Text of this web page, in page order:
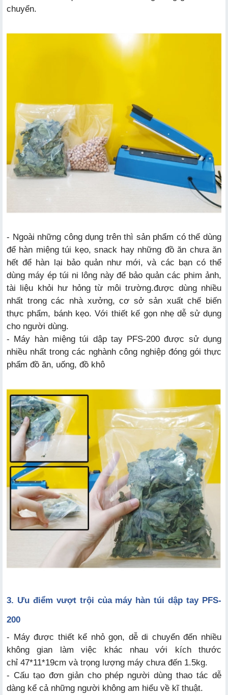
chuyển.
- Ngoài những công dụng trên thì sản phẩm có thể dùng
để hàn miệng túi kẹo, snack hay những đồ ăn chưa ăn
hết để hàn lại bảo quản như mới, và các bạn có thể
dùng máy ép túi ni lông này để bảo quản các phim ảnh,
tài liệu khỏi hư hỏng từ môi trường.được dùng nhiều
nhất trong các nhà xưởng, cơ sở sản xuất chế biến
thực phẩm, bánh kẹo. Với thiết kế gọn nhẹ dễ sử dụng
cho người dùng.
- Máy hàn miệng túi dập tay PFS-200 được sử dụng
nhiều nhất trong các nghành công nghiệp đóng gói thực
phẩm đồ ăn, uống, đồ khô
3. Ưu điểm vượt trội của máy hàn túi dập tay PFS-
200
- Máy được thiết kể nhỏ gọn, dễ di chuyển đến nhiều
không gian làm việc khác nhau với kích thước
chỉ 47*11*19cm và trọng lượng máy chưa đến 1.5kg.
- Cấu tạo đơn giản cho phép người dùng thao tác dễ
dàng kể cả những người không am hiểu về kĩ thuật.